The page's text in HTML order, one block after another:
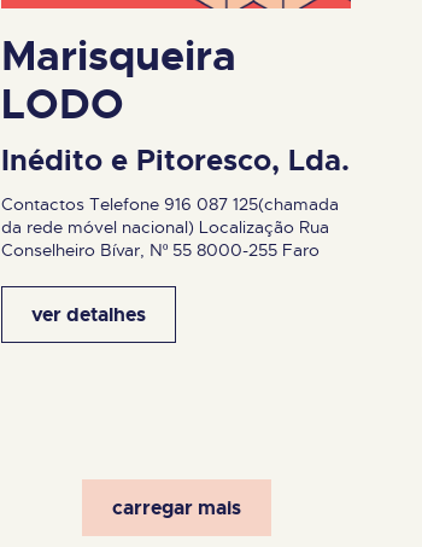
Marisqueira
LODO
Inédito e Pitoresco, Lda.
Contactos Telefone 916 087 125(chamada
da rede móvel nacional) Localização Rua
Conselheiro Bívar, Nº 55 8000-255 Faro
ver detalhes
carregar mais